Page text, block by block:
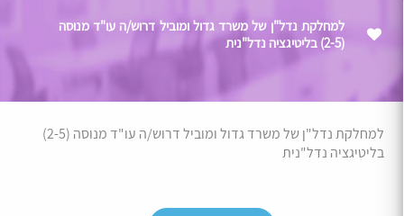
למחלקת נדל"ן של משרד גדול ומוביל דרוש/ה עו"ד מנוסה
(2-5) בליטיגציה נדל"נית
למחלקת נדל"ן של משרד גדול ומוביל דרוש/ה עו"ד מנוסה (2-5)
בליטיגציה נדל"נית